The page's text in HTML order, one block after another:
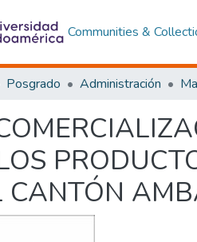
Communities &
Posgrado Administración
CANTÓN